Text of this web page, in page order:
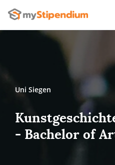
Uni Siegen
- Bachelor of